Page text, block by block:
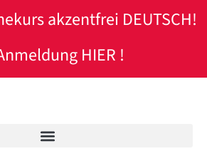
akzentfrei DEUTSCH!
HIER !